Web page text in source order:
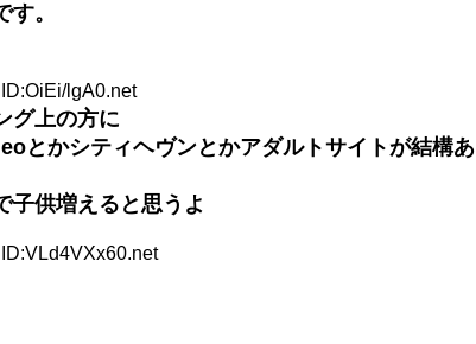
。
ID:OiEi/lgA0.net
グ上の方に
とかシティヘヴンとかアダルトサイトが結構あ
子供増えると思うよ
ID:VLd4VXx60.net